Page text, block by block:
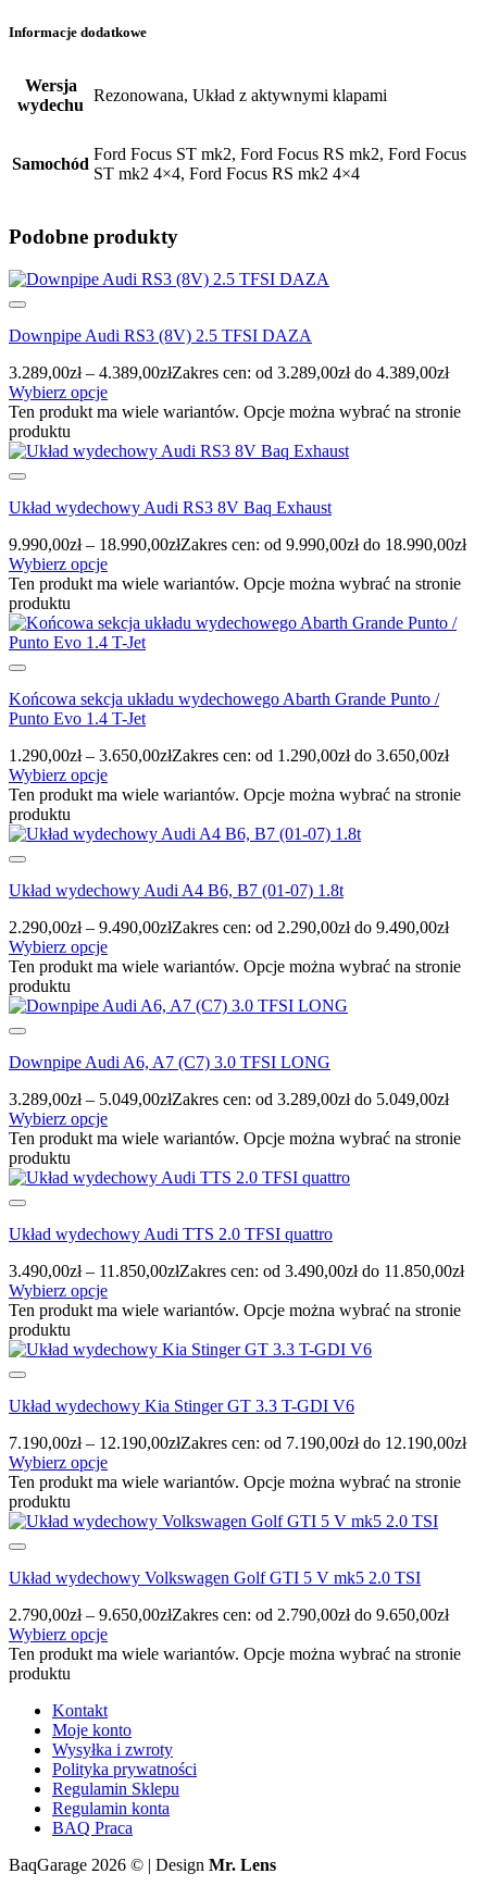
Informacje dodatkowe
Wersja
wydechu
Rezonowana, Układ z aktywnymi klapami
Samochód
Ford Focus ST mk2, Ford Focus RS mk2, Ford Focus
ST mk2 4×4, Ford Focus RS mk2 4×4
Podobne produkty
Downpipe Audi RS3 (8V) 2.5 TFSI DAZA
3.289,00zł – 4.389,00złZakres cen: od 3.289,00zł do 4.389,00zł
Wybierz opcje
Ten produkt ma wiele wariantów. Opcje można wybrać na stronie
produktu
Układ wydechowy Audi RS3 8V Baq Exhaust
9.990,00zł – 18.990,00złZakres cen: od 9.990,00zł do 18.990,00zł
Wybierz opcje
Ten produkt ma wiele wariantów. Opcje można wybrać na stronie
produktu
Końcowa sekcja układu wydechowego Abarth Grande Punto /
Punto Evo 1.4 T-Jet
1.290,00zł – 3.650,00złZakres cen: od 1.290,00zł do 3.650,00zł
Wybierz opcje
Ten produkt ma wiele wariantów. Opcje można wybrać na stronie
produktu
Układ wydechowy Audi A4 B6, B7 (01-07) 1.8t
2.290,00zł – 9.490,00złZakres cen: od 2.290,00zł do 9.490,00zł
Wybierz opcje
Ten produkt ma wiele wariantów. Opcje można wybrać na stronie
produktu
Downpipe Audi A6, A7 (C7) 3.0 TFSI LONG
3.289,00zł – 5.049,00złZakres cen: od 3.289,00zł do 5.049,00zł
Wybierz opcje
Ten produkt ma wiele wariantów. Opcje można wybrać na stronie
produktu
Układ wydechowy Audi TTS 2.0 TFSI quattro
3.490,00zł – 11.850,00złZakres cen: od 3.490,00zł do 11.850,00zł
Wybierz opcje
Ten produkt ma wiele wariantów. Opcje można wybrać na stronie
produktu
Układ wydechowy Kia Stinger GT 3.3 T-GDI V6
7.190,00zł – 12.190,00złZakres cen: od 7.190,00zł do 12.190,00zł
Wybierz opcje
Ten produkt ma wiele wariantów. Opcje można wybrać na stronie
produktu
Układ wydechowy Volkswagen Golf GTI 5 V mk5 2.0 TSI
2.790,00zł – 9.650,00złZakres cen: od 2.790,00zł do 9.650,00zł
Wybierz opcje
Ten produkt ma wiele wariantów. Opcje można wybrać na stronie
produktu
Kontakt
Moje konto
Wysyłka i zwroty
Polityka prywatności
Regulamin Sklepu
Regulamin konta
BAQ Praca
BaqGarage 2026 © | Design Mr. Lens